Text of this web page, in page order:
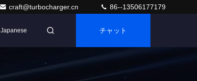
craft@turbocharger.cn 86--13506177179
Japanese チャット